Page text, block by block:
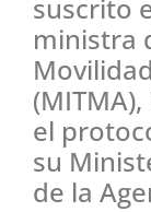
suscrito
ministra
el
su
de la